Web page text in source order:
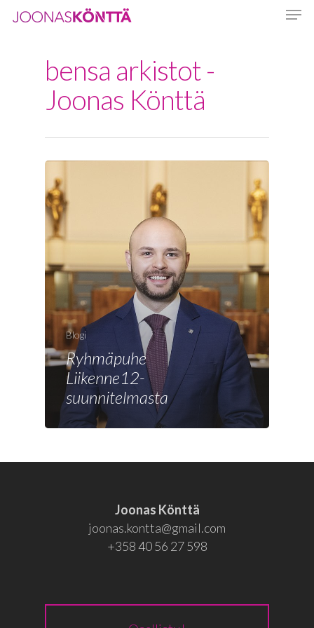
Hit enter to search or ESC to close
bensa arkistot -
Joonas Könttä
Blogi
Ryhmäpuhe
Liikenne12-
suunnitelmasta
Joonas Könttä
joonas.kontta@gmail.com
+358 40 56 27 598
Etusivu
Joonas
Vaalit
Blogi
Osallistu
EN
RU